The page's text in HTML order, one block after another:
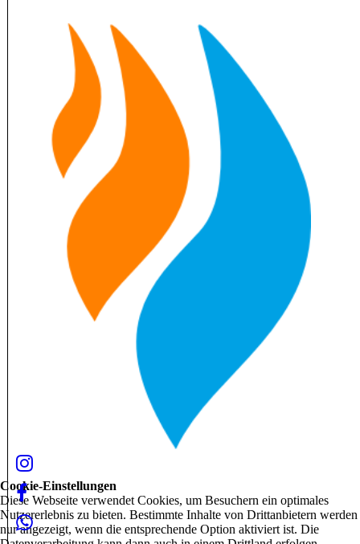
Cookie-Einstellungen
Diese Webseite verwendet Cookies, um Besuchern ein optimales
Nutzererlebnis zu bieten. Bestimmte Inhalte von Drittanbietern werden
nur angezeigt, wenn die entsprechende Option aktiviert ist. Die